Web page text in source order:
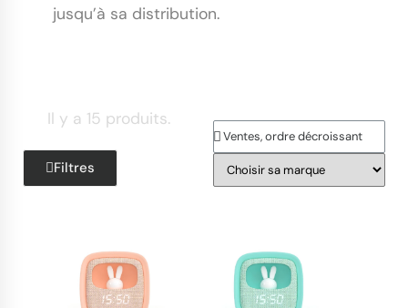
jusqu’à sa distribution.
Il y a 15 produits.
Filtres